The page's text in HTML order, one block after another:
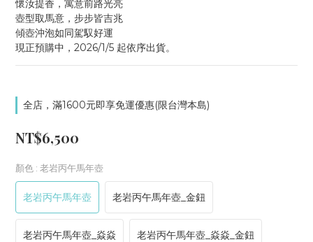
懷汝提香，寓意前路光亮
壺型取馬意，步步皆吉兆
傾壺沖泡如同駕馭好運
現正預購中，2026/1/5 起依序出貨。
全店，滿1600元即享免運優惠(限台灣本島)
NT$6,500
顏色 : 老岩丙午馬年壺
老岩丙午馬年壺 老岩丙午馬年壺_金鈕
老岩丙午馬年壺_焱焱 老岩丙午馬年壺_焱焱_金鈕